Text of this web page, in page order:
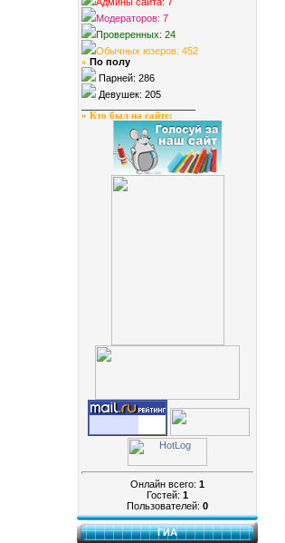
Админы сайта: 7
Модераторов: 7
Проверенных: 24
Обычных юзеров: 452
» По полу
Парней: 286
Девушек: 205
» Кто был на сайте:
Онлайн всего: 1
Гостей: 1
Пользователей: 0
ГИА